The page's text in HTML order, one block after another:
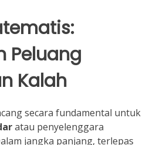
Peluang
Kalah
secara fundamental untuk
atau penyelenggara
jangka panjang, terlepas